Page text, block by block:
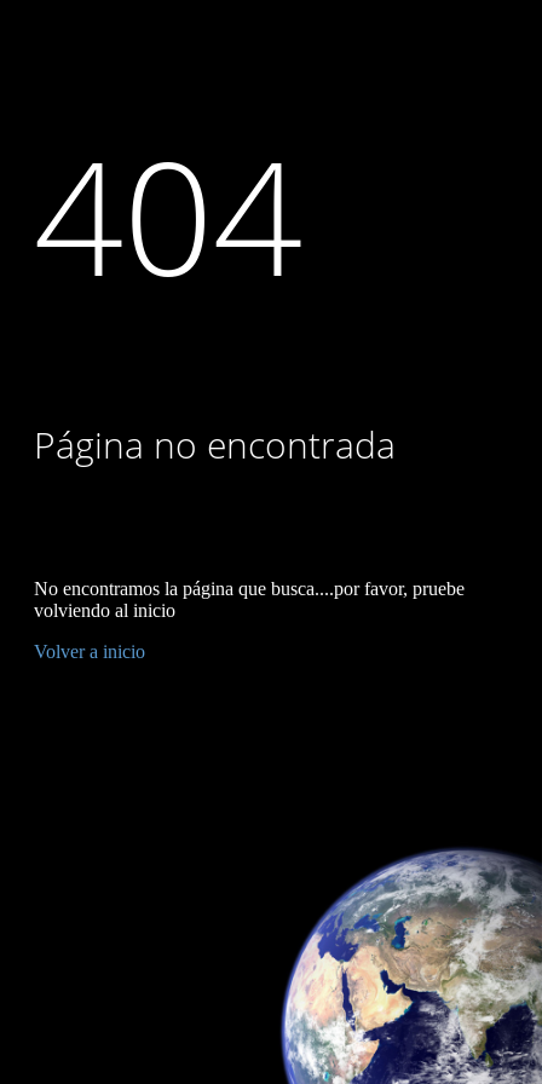
404
Página no encontrada
No encontramos la página que busca....por favor, pruebe
volviendo al inicio
Volver a inicio